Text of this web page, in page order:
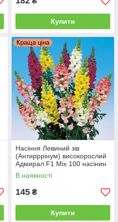
Купити
Краща ціна
Насіння Левиний зів
(Антирррінум) високорослий
Адмирал F1 Mix 100 насінин
Sakata
В наявності
145 ₴
Купити